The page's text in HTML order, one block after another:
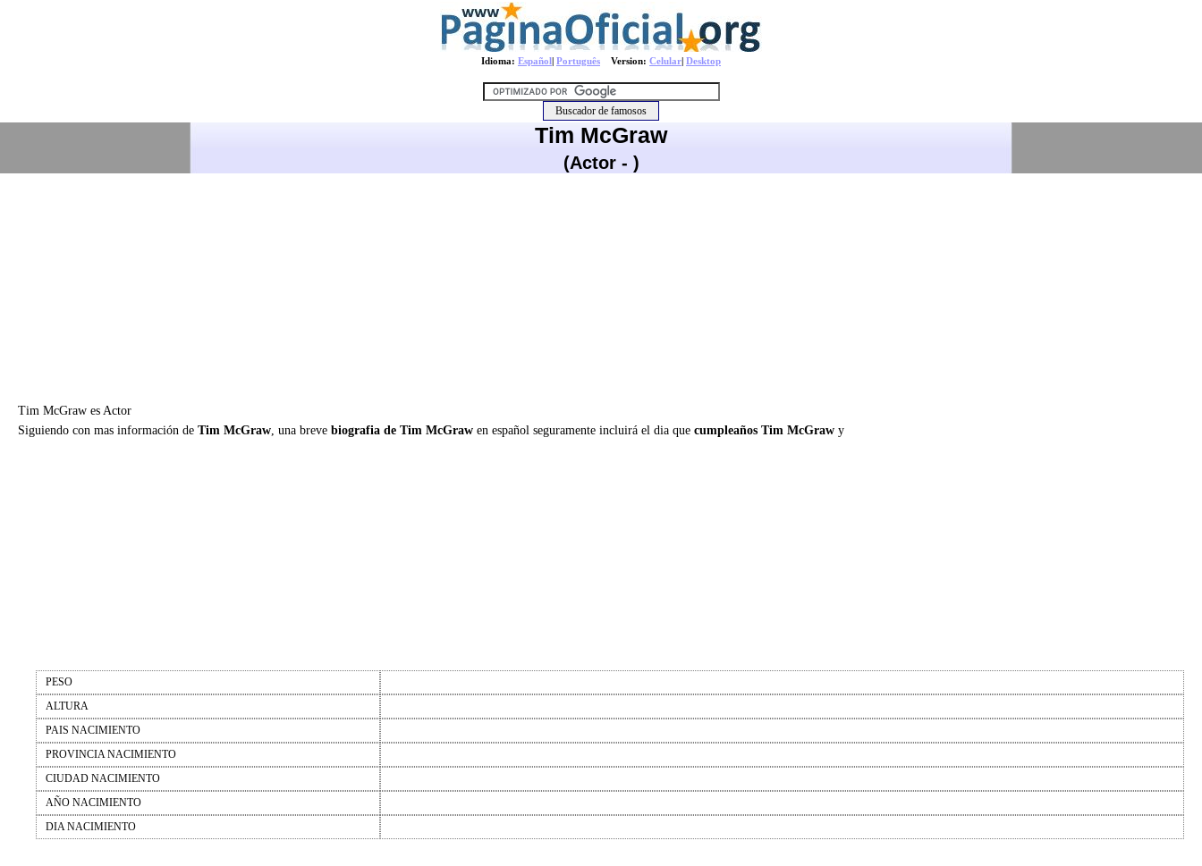
Idioma: Español| Português Version: Celular| Desktop
Tim McGraw
(Actor - )
Tim McGraw es Actor
Siguiendo con mas información de Tim McGraw, una breve biografia de Tim McGraw en español seguramente incluirá el dia que cumpleaños Tim McGraw y
PESO
ALTURA
PAIS NACIMIENTO
PROVINCIA NACIMIENTO
CIUDAD NACIMIENTO
AÑO NACIMIENTO
DIA NACIMIENTO